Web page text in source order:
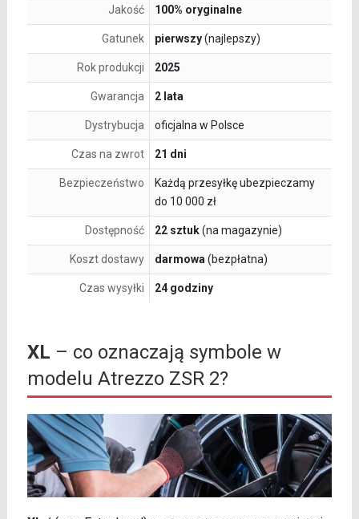
Jakość 100% oryginalne
Gatunek pierwszy(najlepszy)
Rok produkcji 2025
Gwarancja 2 lata
Dystrybucja oficjalna w Polsce
Czas na zwrot 21 dni
Bezpieczeństwo
Każdą przesyłkę ubezpieczamy
do 10 000 zł
Dostępność 22 sztuk(na magazynie)
Koszt dostawy darmowa (bezpłatna)
Czas wysyłki 24 godziny
XL – co oznaczają symbole w
modelu Atrezzo ZSR 2?